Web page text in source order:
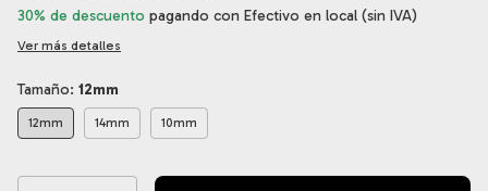
30% de descuento pagando con Efectivo en local (sin IVA)
Ver más detalles
Tamaño: 12mm
12mm 14mm 10mm